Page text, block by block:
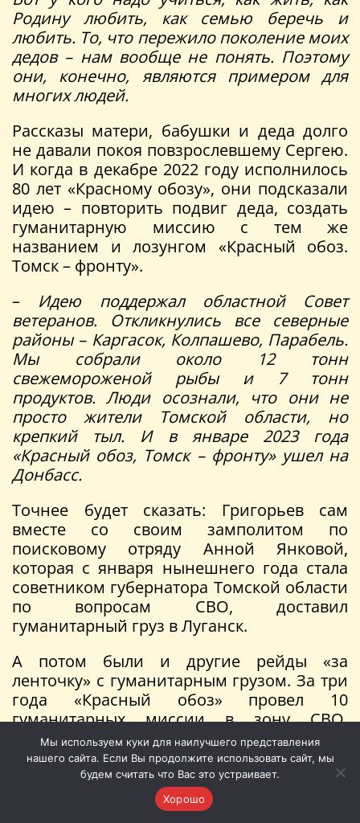
Родину любить, как семью беречь и
любить. То, что пережило поколение моих
дедов – нам вообще не понять. Поэтому
они, конечно, являются примером для
многих людей.
Рассказы матери, бабушки и деда долго
не давали покоя повзрослевшему Сергею.
И когда в декабре 2022 году исполнилось
80 лет «Красному обозу», они подсказали
идею – повторить подвиг деда, создать
гуманитарную миссию с тем же
названием и лозунгом «Красный обоз.
Томск – фронту».
– Идею поддержал областной Совет
ветеранов. Откликнулись все северные
районы – Каргасок, Колпашево, Парабель.
Мы собрали около 12 тонн
свежемороженой рыбы и 7 тонн
продуктов. Люди осознали, что они не
просто жители Томской области, но
крепкий тыл. И в январе 2023 года
«Красный обоз, Томск – фронту» ушел на
Донбасс.
Точнее будет сказать: Григорьев сам
вместе со своим замполитом по
поисковому отряду Анной Янковой,
которая с января нынешнего года стала
советником губернатора Томской области
по вопросам СВО, доставил
гуманитарный груз в Луганск.
А потом были и другие рейды «за
ленточку» с гуманитарным грузом. За три
года «Красный обоз» провел 10
гуманитарных миссии в зону СВО.
Очередная миссия намечена на 28
сентября. День воссоединения Луганской
и Донецкой республик с Россией Сергей
Григорьев и его замполит Анна Янкова
проведут на месте недавних боев.
Мы используем куки для наилучшего представления
нашего сайта. Если Вы продолжите использовать сайт, мы
будем считать что Вас это устраивает.
Хорошо